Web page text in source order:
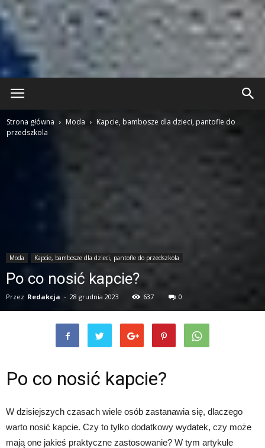
Strona główna Moda
Kapcie, bambosze dla dzieci, pantofle do
przedszkola
Moda Kapcie, bambosze dla dzieci, pantofle do przedszkola
Po co nosić kapcie?
Przez Redakcja - 28 grudnia 2023 637 0
Po co nosić kapcie?
W dzisiejszych czasach wiele osób zastanawia się, dlaczego
warto nosić kapcie. Czy to tylko dodatkowy wydatek, czy może
mają one jakieś praktyczne zastosowanie? W tym artykule